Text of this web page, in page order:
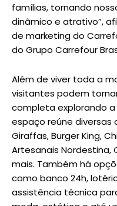
famílias, tornando
dinâmico e atrativo”,
de marketing do
do Grupo Carrefour
Além de viver toda a
visitantes podem
completa explorando a
espaço reúne
Giraffas, Burger King,
Artesanais Nordestina,
mais. Também há
como banco 24h,
assistência técnica